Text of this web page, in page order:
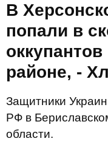
В
попали в
районе, -
Защитники
РФ в
области.